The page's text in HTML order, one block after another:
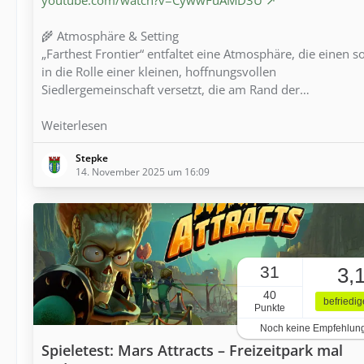
🌾 Atmosphäre & Setting
„Farthest Frontier“ entfaltet eine Atmosphäre, die einen
in die Rolle einer kleinen, hoffnungsvollen
Siedlergemeinschaft versetzt, die am Rand der…
Weiterlesen
Stepke
14. November 2025 um 16:09
31
40
Punkte
Noch keine
Spieletest: Mars Attracts – Freizeitpark mal